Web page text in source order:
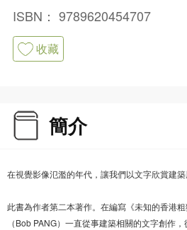
ISBN： 9789620454707
收藏
簡介
在視覺影像氾濫的年代，讓我們以文字欣賞建
此書為作者第二本著作。在編寫《未知的香港
（Bob PANG）一直從事建築相關的文字創作